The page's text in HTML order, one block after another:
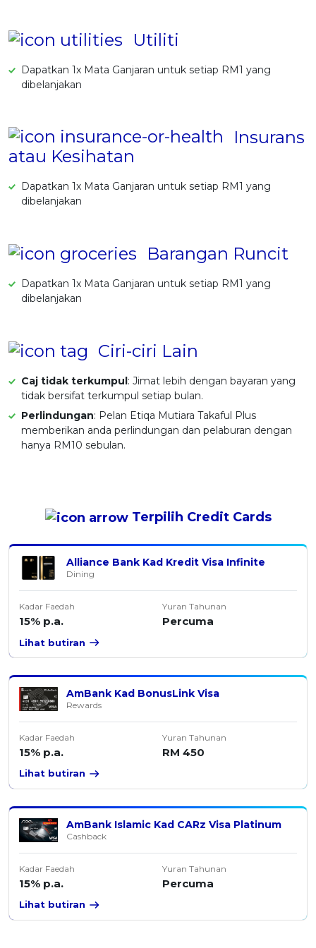
Utiliti
Dapatkan 1x Mata Ganjaran untuk setiap RM1 yang
dibelanjakan
Insurans
atau Kesihatan
Dapatkan 1x Mata Ganjaran untuk setiap RM1 yang
dibelanjakan
Barangan Runcit
Dapatkan 1x Mata Ganjaran untuk setiap RM1 yang
dibelanjakan
Ciri-ciri Lain
Caj tidak terkumpul: Jimat lebih dengan bayaran yang
tidak bersifat terkumpul setiap bulan.
Perlindungan: Pelan Etiqa Mutiara Takaful Plus
memberikan anda perlindungan dan pelaburan dengan
hanya RM10 sebulan.
Terpilih Credit Cards
Alliance Bank Kad Kredit Visa Infinite
Dining
Kadar Faedah
15% p.a.
Yuran Tahunan
Percuma
Lihat butiran
AmBank Kad BonusLink Visa
Rewards
Kadar Faedah
15% p.a.
Yuran Tahunan
RM 450
Lihat butiran
AmBank Islamic Kad CARz Visa Platinum
Cashback
Kadar Faedah
15% p.a.
Yuran Tahunan
Percuma
Lihat butiran